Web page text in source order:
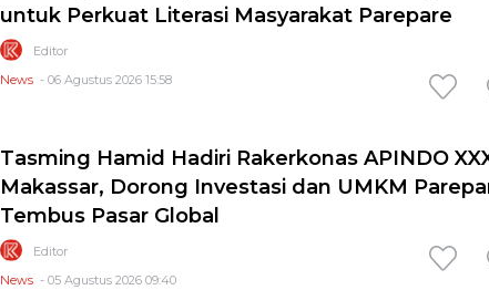
untuk Perkuat Literasi Masyarakat Parepare
Editor
News - 06 Agustus 2026 15:58
Tasming Hamid Hadiri Rakerkonas APINDO
Makassar, Dorong Investasi dan UMKM
Tembus Pasar Global
Editor
News - 05 Agustus 2026 09:40